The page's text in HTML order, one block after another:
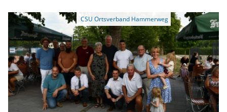
internationale Kommunikation. Musikalisch
eröffnet wurde die Veranstaltung von Sarah
Mallard (BFSF 3) mit der Europahymne am
Klavier, den musikalischen Rahmen gestaltete
Lisa Klose (FAE 2) mit zwei Gesangsbeiträgen.
Den feierlichen Abschluss bildete die
Bayernhymne, ebenfalls gespielt von Sarah
Mallard.